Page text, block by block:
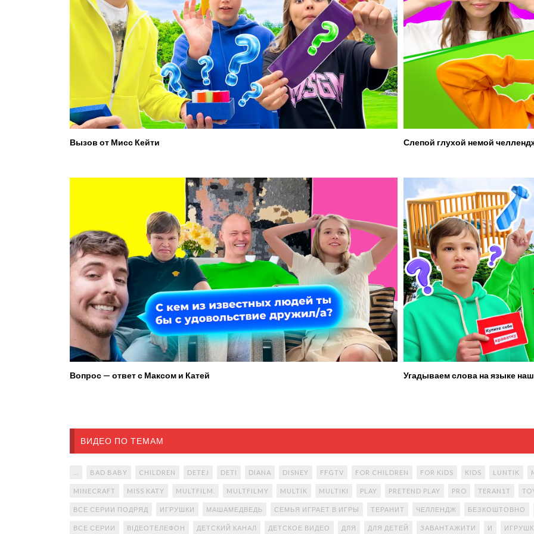
Вызов от Мисс Кейти Слепой глухой немой
Вопрос — ответ с Максом и Катей Угадываем слова на языке
ВИДЕО ПО ТЕМАМ
BAD BABY CHILDREN DETEJ DETI DIANA DISNEY FFGTV FOR CHILDREN FOR KIDS KIDS LUNTIK
MINECRAFT MISS KATY MULTFILM. MULTFILMY MULTIK MULTIKI PLAY PRETEND PLAY PRO TERAN1T
ВСЕ СЕРИИ ПОДРЯД ИГРУШКИ МАШАМЕДВЕДЬ СЕМЬЯ ИГРАЕТ В ИГРЫ ТЕРАНИТ ЧЕЛЛЕНДЖ БЕЗКОШТОВНО
ВСЕ СЕРИИ ВІДЕОТЕЛЕФОН ДЕТСКИЙ КАНАЛ ДЕТСКОЕ ВИДЕО ДЛЯ ДЛЯ ДЕТЕЙ ЗАВАНТАЖИТИ И